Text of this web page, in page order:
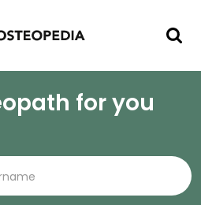
for you